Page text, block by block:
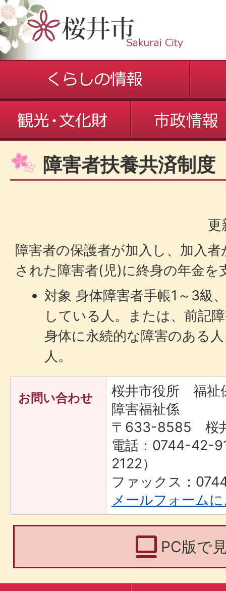
障害者扶養共済制度
更
障害者の保護者が加入し、加入
された障害者(児)に終身の年金を
対象 身体障害者手帳1～3級
している人。または、前記
身体に永続的な障害のある
人。
お問い合わせ
桜井市役所 福
障害福祉係
〒633-8585 桜
電話：0744-42-
2122）
ファックス：
メールフォーム
PC版で